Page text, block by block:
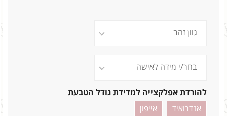
להורדת אפלקצייה למדידת גודל הטבעת
אנדרואיד
אייפון